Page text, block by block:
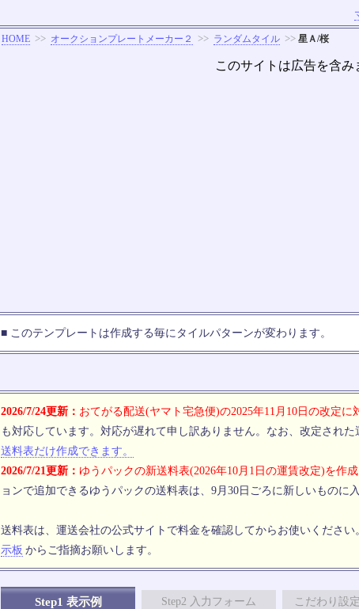
HOME >> オークションプレートメーカー２ >> ランダムタイル >> 星Ａ/桜
このサイトは広告を含み
■ このテンプレートは作成する毎にタイルパターンが変わります。
2026/7/24更新： おてがる配送(ヤマト宅急便)の2025年11月10日の改定に
も対応しています。対応が遅れて申し訳ありません。なお、改定された
送料表だけ作成できます。
2026/7/21更新： ゆうパックの新送料表(2026年10月1日の運賃改定)を作成
ョンで追加できるゆうパックの送料表は、9月30日ごろに新しいものに
送料表は、運送会社の公式サイトで料金を確認してからお使いくださ
示板 からご指摘お願いします。
Step1 表示例 Step2 入力フォーム こだわり設定